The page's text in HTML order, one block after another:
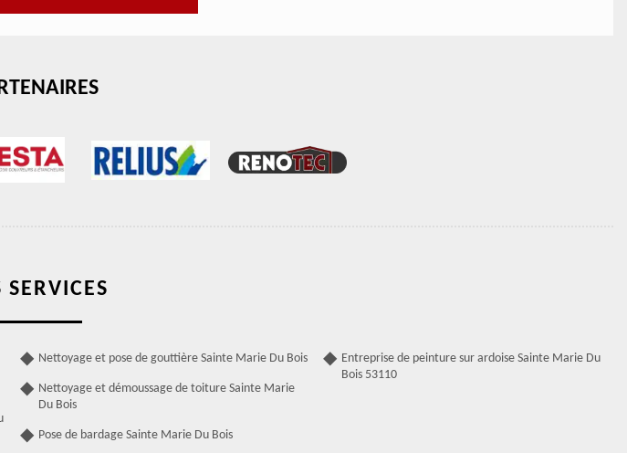
Nettoyage et pose de gouttière Sainte Marie Du Bois
Nettoyage et démoussage de toiture Sainte Marie
Du Bois
Pose de bardage Sainte Marie Du Bois
Entreprise de peinture sur ardoise Sainte Marie Du
Bois 53110